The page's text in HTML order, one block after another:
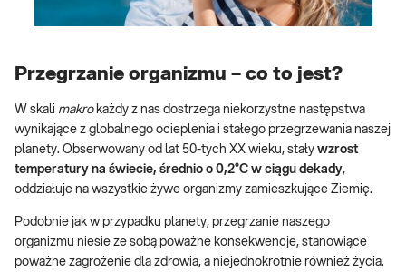
Przegrzanie organizmu – co to jest?
W skali makro każdy z nas dostrzega niekorzystne następstwa
wynikające z globalnego ocieplenia i stałego przegrzewania naszej
planety. Obserwowany od lat 50-tych XX wieku, stały wzrost
temperatury na świecie, średnio o 0,2°C w ciągu dekady,
oddziałuje na wszystkie żywe organizmy zamieszkujące Ziemię.
Podobnie jak w przypadku planety, przegrzanie naszego
organizmu niesie ze sobą poważne konsekwencje, stanowiące
poważne zagrożenie dla zdrowia, a niejednokrotnie również życia.